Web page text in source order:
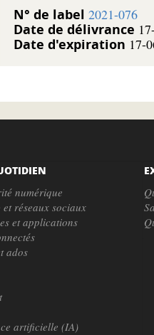
N° de label 2021-076
Date de délivrance
Date d'expiration 17-
numérique
et réseaux sociaux
et applications
ados
artificielle (IA)